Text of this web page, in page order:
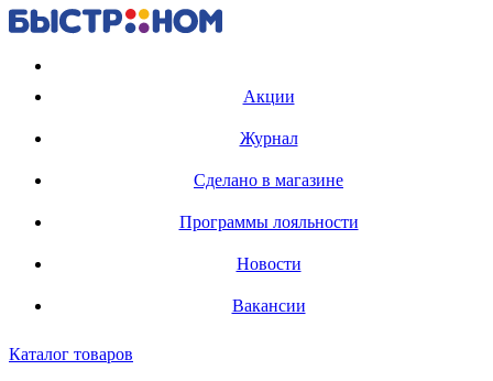
Акции
Журнал
Сделано в магазине
Программы лояльности
Новости
Вакансии
Каталог товаров